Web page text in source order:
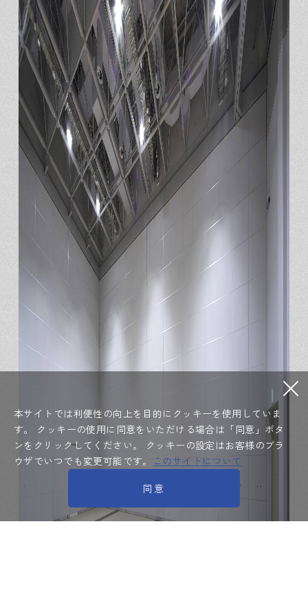
本サイトでは利便性の向上を目的にクッキーを使用していま
す。
クッキーの使用に同意をいただける場合は「同意」ボタ
ンをクリックしてください。
クッキーの設定はお客様のブラ
ウザでいつでも変更可能です。
このサイトについて
同意